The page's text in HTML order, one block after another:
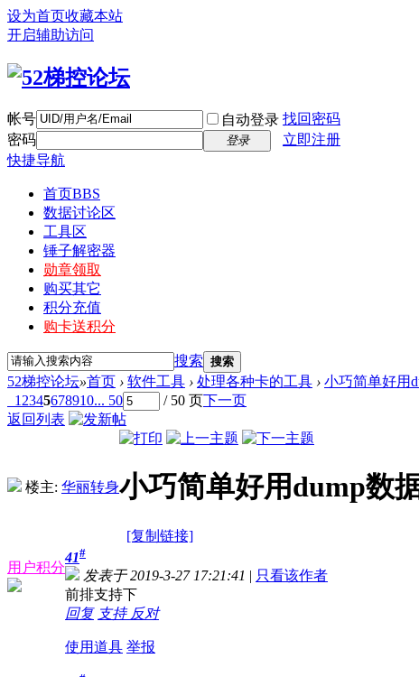
设为首页收藏本站
开启辅助访问
帐号 自动登录 找回密码
密码
登录
立即注册
快捷导航
首页BBS
数据讨论区
工具区
锤子解密器
勋章领取
购买其它
积分充值
购卡送积分
搜索 搜索
52梯控论坛»首页 › 软件工具 › 处理各种卡的工具 › 小巧简单好用
1 2345678910... 50 / 50 页下一页
返回列表
楼主: 华丽转身小巧简单好用dump数
[复制链接]
用户积分
41#
发表于 2019-3-27 17:21:41 | 只看该作者
前排支持下
回复 支持 反对
使用道具 举报